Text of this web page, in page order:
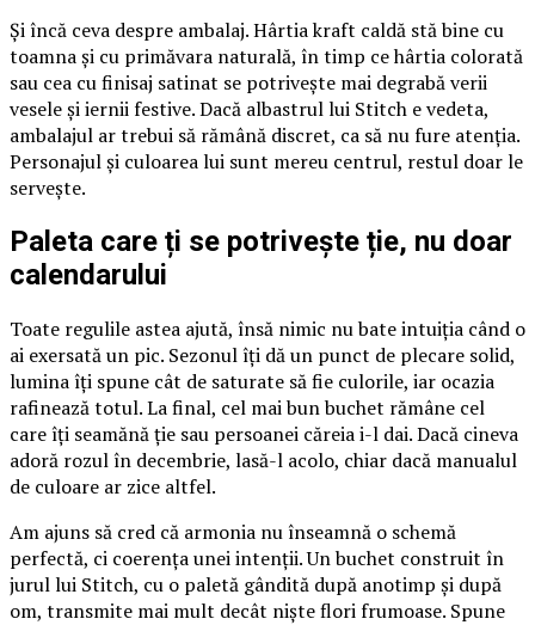
Și încă ceva despre ambalaj. Hârtia kraft caldă stă bine cu
toamna și cu primăvara naturală, în timp ce hârtia colorată
sau cea cu finisaj satinat se potrivește mai degrabă verii
vesele și iernii festive. Dacă albastrul lui Stitch e vedeta,
ambalajul ar trebui să rămână discret, ca să nu fure atenția.
Personajul și culoarea lui sunt mereu centrul, restul doar le
servește.
Paleta care ți se potrivește ție, nu doar
calendarului
Toate regulile astea ajută, însă nimic nu bate intuiția când o
ai exersată un pic. Sezonul îți dă un punct de plecare solid,
lumina îți spune cât de saturate să fie culorile, iar ocazia
rafinează totul. La final, cel mai bun buchet rămâne cel
care îți seamănă ție sau persoanei căreia i-l dai. Dacă cineva
adoră rozul în decembrie, lasă-l acolo, chiar dacă manualul
de culoare ar zice altfel.
Am ajuns să cred că armonia nu înseamnă o schemă
perfectă, ci coerența unei intenții. Un buchet construit în
jurul lui Stitch, cu o paletă gândită după anotimp și după
om, transmite mai mult decât niște flori frumoase. Spune